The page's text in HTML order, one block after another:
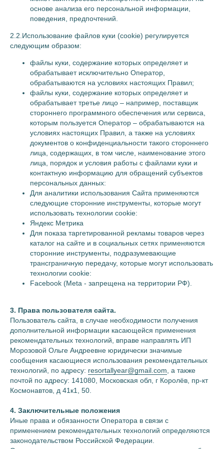
основе анализа его персональной информации,
поведения, предпочтений.
2.2.Использование файлов куки (cookie) регулируется
следующим образом:
файлы куки, содержание которых определяет и
обрабатывает исключительно Оператор,
обрабатываются на условиях настоящих Правил;
файлы куки, содержание которых определяет и
обрабатывает третье лицо – например, поставщик
стороннего программного обеспечения или сервиса,
которым пользуется Оператор – обрабатываются на
условиях настоящих Правил, а также на условиях
документов о конфиденциальности такого стороннего
лица, содержащих, в том числе, наименование этого
лица, порядок и условия работы с файлами куки и
контактную информацию для обращений субъектов
персональных данных:
Для аналитики использования Сайта применяются
следующие сторонние инструменты, которые могут
использовать технологии cookie:
Яндекс Метрика
Для показа таргетированной рекламы товаров через
каталог на сайте и в социальных сетях применяются
сторонние инструменты, подразумевающие
трансграничную передачу, которые могут использовать
технологии cookie:
Facebook (Meta - запрещена на территории РФ).
3. Права пользователя сайта.
Пользователь сайта, в случае необходимости получения
дополнительной информации касающейся применения
рекомендательных технологий, вправе направлять ИП
Морозовой Ольге Андреевне юридически значимые
сообщения касающиеся использования рекомендательных
технологий, по адресу: resortallyear@gmail.com , а также
почтой по адресу: 141080, Московская обл, г Королёв, пр-кт
Космонавтов, д 41к1, 50.
4. Заключительные положения
Иные права и обязанности Оператора в связи с
применением рекомендательных технологий определяются
законодательством Российской Федерации.
КОЛЛЕКЦИИ
ПИОН
КОРАЛЛ
МЯТА
КАТЕГОРИИ
РУБАШКА
ТОП
ЮБКА
ШОРТЫ
АКСЕССУАРЫ
ПЛАТЬЕ-РУБАШКА
ЗЕФИР
ЛОБСТЕР
ТРОПЕЗЬЕН
ИНЖИР
ПЕРСИК